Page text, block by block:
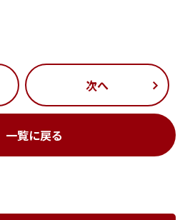
一覧に戻る
次へ